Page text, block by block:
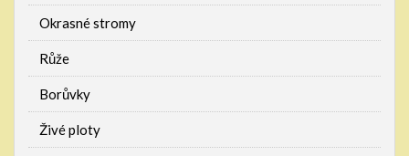
Okrasné stromy
Růže
Borůvky
Živé ploty